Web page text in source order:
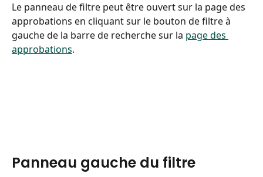
Le panneau de filtre peut être ouvert sur la page des
approbations en cliquant sur le bouton de filtre à
gauche de la barre de recherche sur la page des
approbations.
Panneau gauche du filtre